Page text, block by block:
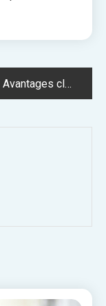
Avantages clés de l’installation d’un ascenseur résidentiel dans votre maison